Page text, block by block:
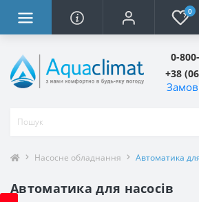
0
0-
+38
Насосне обладнання Автоматика
Автоматика для насосів